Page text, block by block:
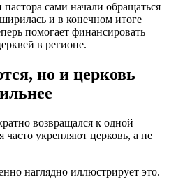
сами начали обращаться
и в конечном итоге
помогает финансировать
в регионе.
но и церковь
возвращался к одной
часто укрепляют церковь, а не
наглядно иллюстрирует это.